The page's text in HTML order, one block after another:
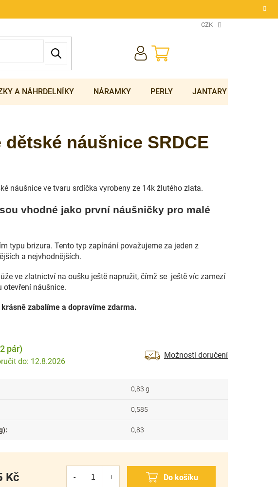
CZK
NÁKUPNÍ
KOŠÍK
A NÁHRDELNÍKY NÁRAMKY PERLY JANTARY
náušnice ve tvaru srdíčka vyrobeny ze 14k žlutého zlata.
vhodné jako první náušničky pro malé
typu brizura. Tento typ zapínání považujeme za jeden z
a nejvhodnějších.
ve zlatnictví na oušku ještě napružit, čímž se ještě víc zamezí
otevření náušnice.
zabalíme a dopravíme zdarma.
dětské náušnice SRDCE
pár)
12.8.2026
Možnosti doručení
Kč
0,83 g
0,585
: 0,83